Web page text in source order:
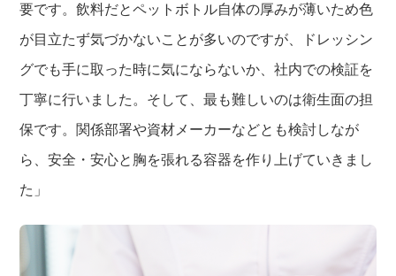
要です。飲料だとペットボトル自体の厚みが薄いため色
が目立たず気づかないことが多いのですが、ドレッシン
グでも手に取った時に気にならないか、社内での検証を
丁寧に行いました。そして、最も難しいのは衛生面の担
保です。関係部署や資材メーカーなどとも検討しなが
ら、安全・安心と胸を張れる容器を作り上げていきまし
た」